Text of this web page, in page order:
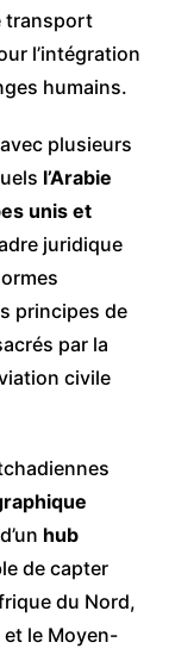
transport
l’intégration
humains.
plusieurs
l’Arabie
unis et
juridique
principes de
par la
civile
hub
de capter
du Nord,
et le Moyen-